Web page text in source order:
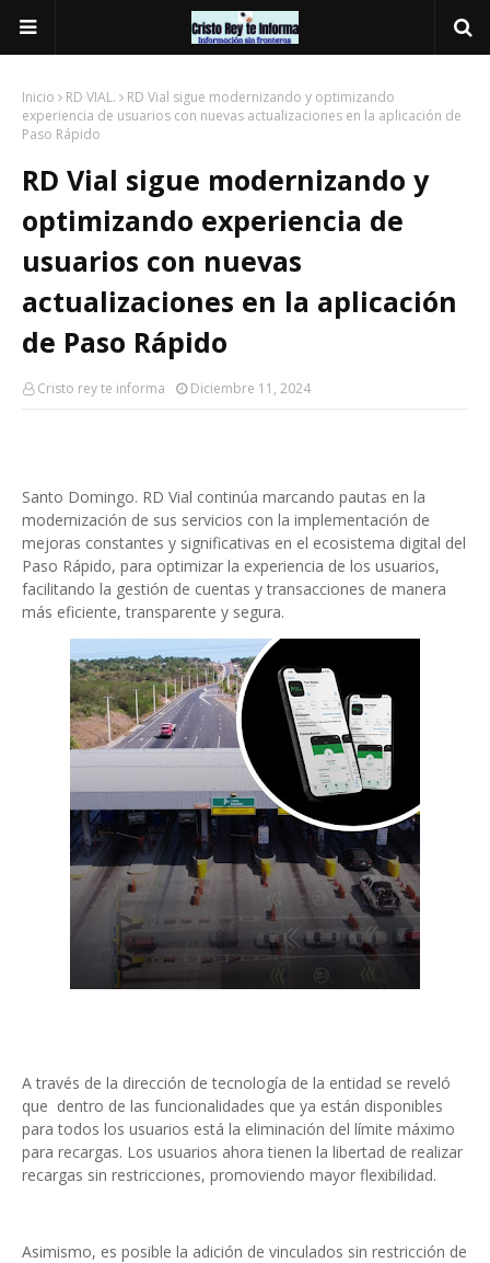
Inicio RD VIAL.
RD Vial sigue modernizando y optimizando
experiencia de usuarios con nuevas actualizaciones en la aplicación de
Paso Rápido
RD Vial sigue modernizando y
optimizando experiencia de
usuarios con nuevas
actualizaciones en la aplicación
de Paso Rápido
Cristo rey te informa Diciembre 11, 2024
Santo Domingo. RD Vial continúa marcando pautas en la
modernización de sus servicios con la implementación de
mejoras constantes y significativas en el ecosistema digital del
Paso Rápido, para optimizar la experiencia de los usuarios,
facilitando la gestión de cuentas y transacciones de manera
más eficiente, transparente y segura.
A través de la dirección de tecnología de la entidad se reveló
que dentro de las funcionalidades que ya están disponibles
para todos los usuarios está la eliminación del límite máximo
para recargas. Los usuarios ahora tienen la libertad de realizar
recargas sin restricciones, promoviendo mayor flexibilidad.
Asimismo, es posible la adición de vinculados sin restricción de